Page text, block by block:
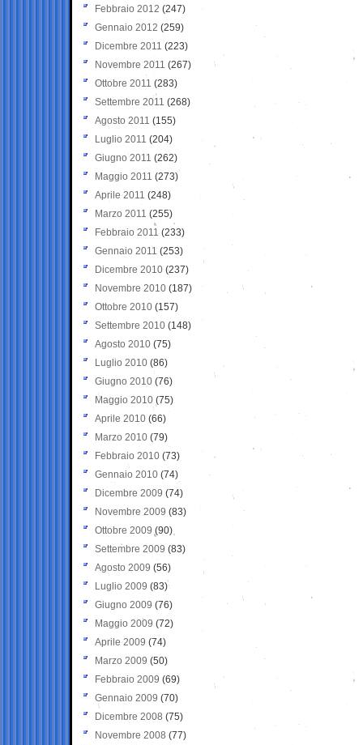
Febbraio 2012 (247)
Gennaio 2012 (259)
Dicembre 2011 (223)
Novembre 2011 (267)
Ottobre 2011 (283)
Settembre 2011 (268)
Agosto 2011 (155)
Luglio 2011 (204)
Giugno 2011 (262)
Maggio 2011 (273)
Aprile 2011 (248)
Marzo 2011 (255)
Febbraio 2011 (233)
Gennaio 2011 (253)
Dicembre 2010 (237)
Novembre 2010 (187)
Ottobre 2010 (157)
Settembre 2010 (148)
Agosto 2010 (75)
Luglio 2010 (86)
Giugno 2010 (76)
Maggio 2010 (75)
Aprile 2010 (66)
Marzo 2010 (79)
Febbraio 2010 (73)
Gennaio 2010 (74)
Dicembre 2009 (74)
Novembre 2009 (83)
Ottobre 2009 (90)
Settembre 2009 (83)
Agosto 2009 (56)
Luglio 2009 (83)
Giugno 2009 (76)
Maggio 2009 (72)
Aprile 2009 (74)
Marzo 2009 (50)
Febbraio 2009 (69)
Gennaio 2009 (70)
Dicembre 2008 (75)
Novembre 2008 (77)